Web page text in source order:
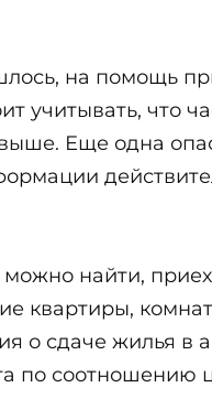
на помощь
учитывать, что
Еще одна
найти,
квартиры,
о сдаче жилья в
по соотношению